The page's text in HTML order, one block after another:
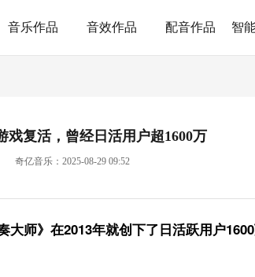
音乐作品 音效作品 配音作品 智
戏复活，曾经日活用户超1600万
奇亿音乐：2025-08-29 09:52
师》在2013年就创下了日活跃用户1600